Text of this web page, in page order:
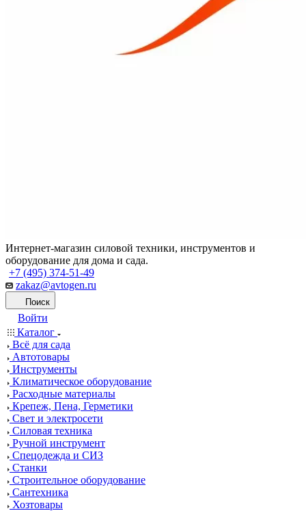
Интернет-магазин силовой техники, инструментов и
оборудование для дома и сада.
+7 (495) 374-51-49
zakaz@avtogen.ru
Поиск
Войти
Каталог
Всё для сада
Автотовары
Инструменты
Климатическое оборудование
Расходные материалы
Крепеж, Пена, Герметики
Свет и электросети
Силовая техника
Ручной инструмент
Спецодежда и СИЗ
Станки
Строительное оборудование
Сантехника
Хозтовары